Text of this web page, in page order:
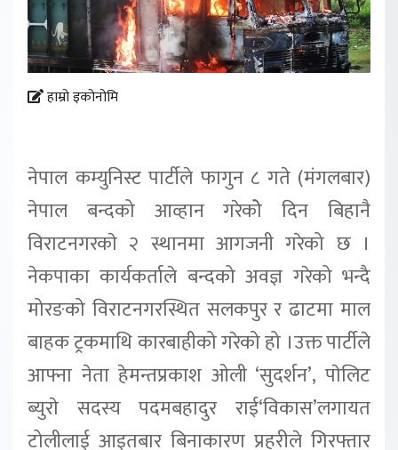
हाम्रो इकोनोमि
नेपाल कम्युनिस्ट पार्टीले फागुन ८ गते (मंगलबार)
नेपाल बन्दको आव्हान गरेकोे दिन बिहानै
विराटनगरकाे २ स्थानमा आगजनी गरेको छ ।
नेकपाका कार्यकर्ताले बन्दको अवज्ञ गरेको भन्दै
मोरङको विराटनगरस्थित सलकपुर र ढाटमा माल
बाहक ट्रकमाथि कारबाहीको गरेको हो ।उक्त पार्टीले
आफ्ना नेता हेमन्तप्रकाश ओली ‘सुदर्शन’, पाेलिट
ब्युराे सदस्य पदमबहादुर राई‘विकास’लगायत
टोलीलाई आइतबार बिनाकारण प्रहरीले गिरफ्तार